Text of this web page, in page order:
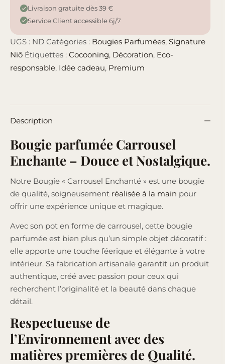
Livraison gratuite dès 39 €
Service Client accessible 6j/7
UGS : ND Catégories : Bougies Parfumées, Signature
Niõ Étiquettes : Cocooning, Décoration, Eco-
responsable, Idée cadeau, Premium
Description
Bougie parfumée Carrousel
Enchante – Douce et Nostalgique.
Notre Bougie « Carrousel Enchanté » est une bougie
de qualité, soigneusement réalisée à la main pour
offrir une expérience unique et magique.
Avec son pot en forme de carrousel, cette bougie
parfumée est bien plus qu’un simple objet décoratif :
elle apporte une touche féerique et élégante à votre
intérieur. Sa fabrication artisanale garantit un produit
authentique, créé avec passion pour ceux qui
recherchent l’originalité et la beauté dans chaque
détail.
Respectueuse de
l’Environnement avec des
matières premières de Qualité.